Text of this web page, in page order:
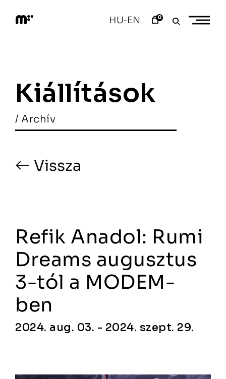
content
r
HU–EN 0
Kiállítások
/ Archív
Vissza
Refik Anadol: Rumi
Dreams augusztus
3-tól a MODEM-
ben
2024. aug. 03. - 2024. szept. 29.